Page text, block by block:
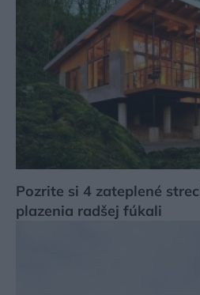
Pozrite si 4 zateplené
plazenia radšej fúkali